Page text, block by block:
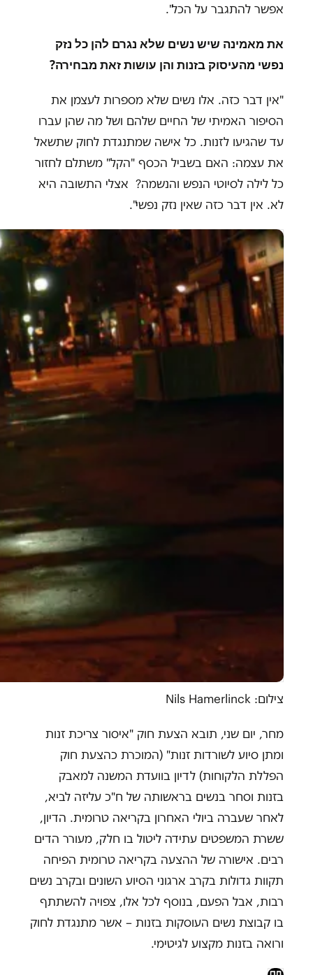
אפשר להתגבר על הכל".
את מאמינה שיש נשים שלא נגרם להן כל נזק
נפשי מהעיסוק בזנות והן עושות זאת מבחירה?
"אין דבר כזה. אלו נשים שלא מספרות לעצמן את
הסיפור האמיתי של החיים שלהם ושל מה שהן עברו
עד שהגיעו לזנות. כל אישה שמתנגדת לחוק שתשאל
את עצמה: האם בשביל הכסף "הקל" משתלם לחזור
כל לילה לסיוטי הנפש והנשמה? אצלי התשובה היא
לא. אין דבר כזה שאין נזק נפשי".
צילום: Nils Hamerlinck
מחר, יום שני, תובא הצעת חוק "איסור צריכת זנות
ומתן סיוע לשורדות זנות" (המוכרת כהצעת חוק
הפללת הלקוחות) לדיון בוועדת המשנה למאבק
בזנות וסחר בנשים בראשותה של ח"כ עליזה לביא,
לאחר שעברה ביולי האחרון בקריאה טרומית. הדיון,
ששרת המשפטים עתידה ליטול בו חלק, מעורר הדים
רבים. אישורה של ההצעה בקריאה טרומית הפיחה
תקוות גדולות בקרב ארגוני הסיוע השונים ובקרב נשים
רבות, אבל הפעם, בנוסף לכל אלו, צפויה להשתתף
בו קבוצת נשים העוסקות בזנות – אשר מתנגדת לחוק
ורואה בזנות מקצוע לגיטימי.